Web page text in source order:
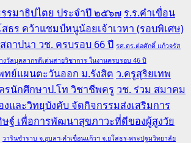
รมาธิปไตย ประจำปี ๒๕๖๗ ร.ร.คำเขื่อน
ธร คว้าแชมป์หนูน้อยเจ้าเวหา (รอบพิเศษ)
ถาปนา วช. ครบรอบ 66 ปี รศ.ดร.ต่อศักดิ์ แก้วจรัส
วัลบุคลากรดีเด่นสายวิชาการ ในงานครบรอบ 46 ปี
ทย์แผนตะวันออก ม.รังสิต ว.ครูสุริยเทพ
รนักศึกษาป.โท วิชาชีพครู วช. ร่วม สมาคม
งและวิทยุบังคับ จัดกิจกรรมส่งเสริมการ
ฐ์ เพื่อการพัฒนาสุขภาวะที่ดีของผู้สูงวัย
วารินชำราบ จ.อุบลฯ-คำเขื่อนแก้วฯ จ.ยโสธร-พระปฐมวิทยาลัย